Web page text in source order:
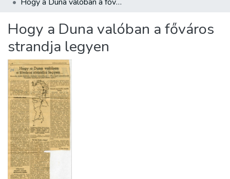
About us
Hogy a Duna valóban a főváros
strandja legyen